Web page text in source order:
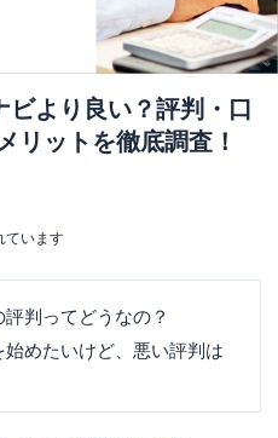
より良い？評判・口
リットを徹底調査！
ています
判ってどうなの？
始めたいけど、悪い評判は